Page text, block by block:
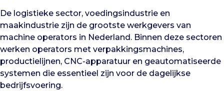
De logistieke sector, voedingsindustrie en
maakindustrie zijn de grootste werkgevers van
machine operators in Nederland. Binnen deze sectoren
werken operators met verpakkingsmachines,
productielijnen, CNC-apparatuur en geautomatiseerde
systemen die essentieel zijn voor de dagelijkse
bedrijfsvoering.